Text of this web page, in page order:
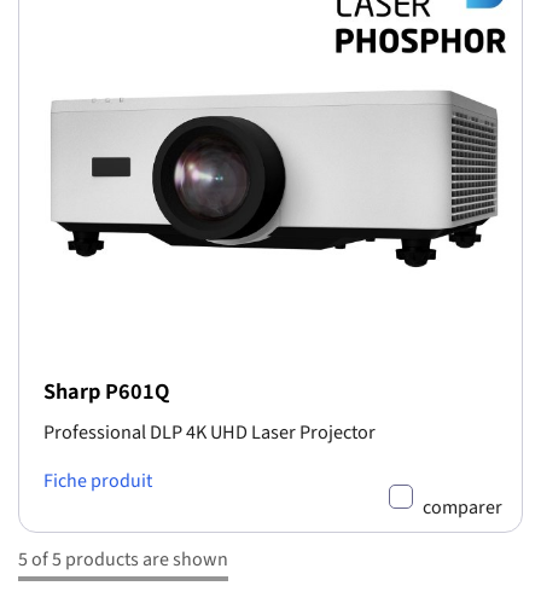
Sharp P601Q
Professional DLP 4K UHD Laser Projector
Fiche produit
comparer
5 of 5 products are shown